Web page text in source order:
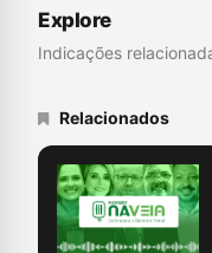
Professor,
Explore
Indicações
Relacionados